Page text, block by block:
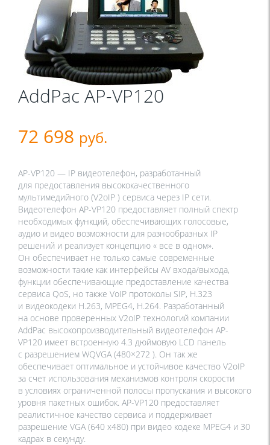
AddPac AP-VP120
72 698 руб.
AP-VP120 — IP видеотелефон, разработанный
для предоставления высококачественного
мультимедийного (V2oIP ) сервиса через IP сети.
Видеотелефон AP-VP120 предоставляет полный спектр
необходимых функций, обеспечивающих голосовые,
аудио и видео возможности для разнообразных IP
решений и реализует концепцию « все в одном».
Он обеспечивает не только самые современные
возможности такие как интерфейсы AV входа/выхода,
функции обеспечивающие предоставление качества
сервиса QoS, но также VoIP протоколы SIP, H.323
и видеокодеки H.263, MPEG4, H.264. Разработанный
на основе проверенных V2oIP технологий компании
AddPac высокопроизводительный видеотелефон AP-
VP120 имеет встроенную 4.3 дюймовую LCD панель
с разрешением WQVGA (480×272 ). Он так же
обеспечивает оптимальное и устойчивое качество V2oIP
за счет использования механизмов контроля скорости
в условиях ограниченной полосы пропускания и высокого
уровня пакетных ошибок. AP-VP120 предоставляет
реалистичное качество сервиса и поддерживает
разрешение VGA (640 х480) при видео кодеке MPEG4 и 30
кадрах в секунду.